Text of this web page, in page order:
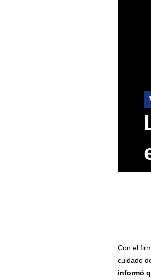
Con el
cuidado
informó